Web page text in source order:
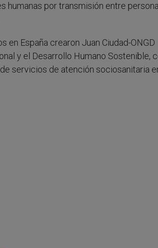
humanas por transmisión entre
en España crearon Juan Ciudad-ONGD
y el Desarrollo Humano Sostenible,
servicios de atención sociosanitaria